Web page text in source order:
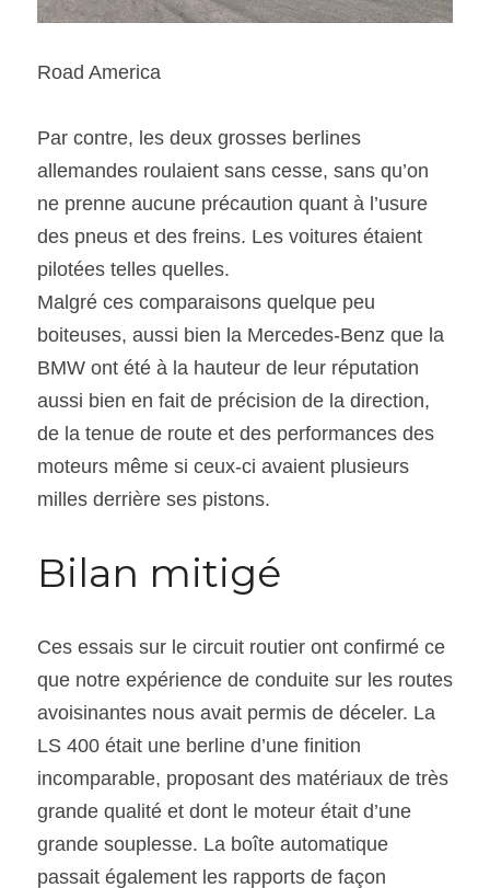
Road America
Par contre, les deux grosses berlines
allemandes roulaient sans cesse, sans qu’on
ne prenne aucune précaution quant à l’usure
des pneus et des freins. Les voitures étaient
pilotées telles quelles.
Malgré ces comparaisons quelque peu
boiteuses, aussi bien la Mercedes-Benz que la
BMW ont été à la hauteur de leur réputation
aussi bien en fait de précision de la direction,
de la tenue de route et des performances des
moteurs même si ceux-ci avaient plusieurs
milles derrière ses pistons.
Bilan mitigé
Ces essais sur le circuit routier ont confirmé ce
que notre expérience de conduite sur les routes
avoisinantes nous avait permis de déceler. La
LS 400 était une berline d’une finition
incomparable, proposant des matériaux de très
grande qualité et dont le moteur était d’une
grande souplesse. La boîte automatique
passait également les rapports de façon